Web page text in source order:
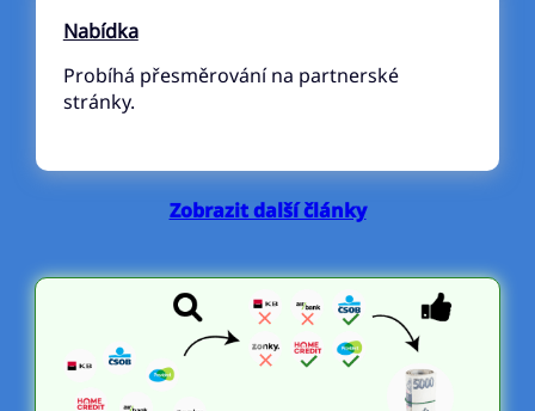
Nabídka
Probíhá přesměrování na partnerské
stránky.
Zobrazit další články